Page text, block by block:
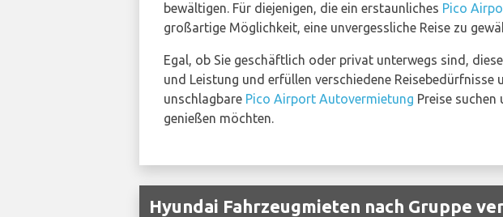
bewältigen. Für diejenigen, die ein erstaunliches Pico
großartige Möglichkeit, eine unvergessliche Reise zu
Egal, ob Sie geschäftlich oder privat unterwegs sind,
und Leistung und erfüllen verschiedene
unschlagbare Pico Airport Autovermietung Preise
genießen möchten.
Hyundai Fahrzeugmieten nach Gruppe